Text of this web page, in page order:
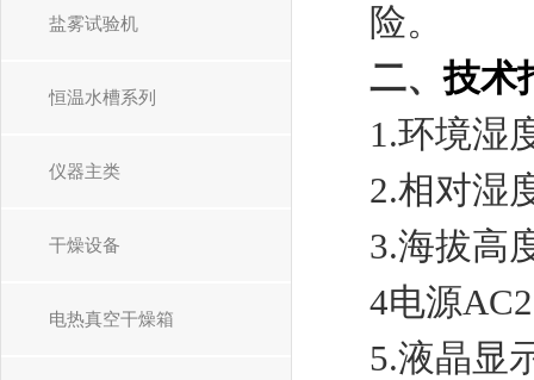
险。
二、技术
1.环境湿
2.相对湿
3.海拔高
4电源
5.液晶显
盐雾试验机
恒温水槽系列
仪器主类
干燥设备
电热真空干燥箱